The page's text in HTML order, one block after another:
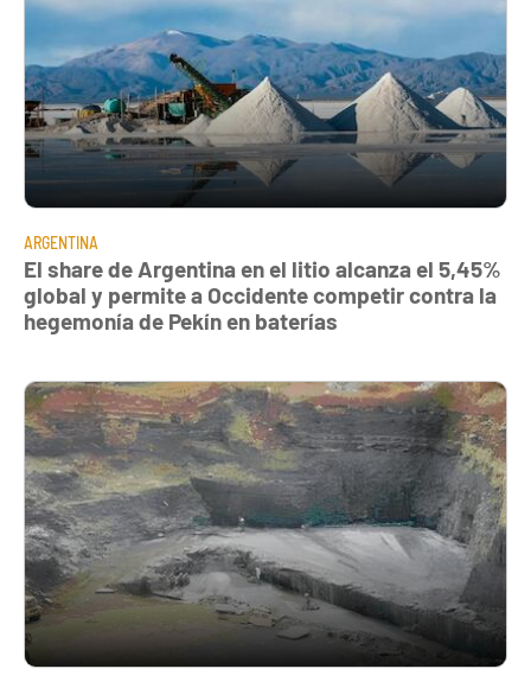
ARGENTINA
El share de Argentina en el litio alcanza el 5,45%
global y permite a Occidente competir contra la
hegemonía de Pekín en baterías